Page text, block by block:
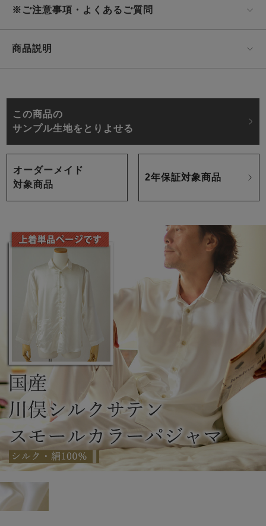
※ご注意事項・よくあるご質問
商品説明
この商品の
サンプル生地をとりよせる
オーダーメイド
対象商品
2年保証対象商品